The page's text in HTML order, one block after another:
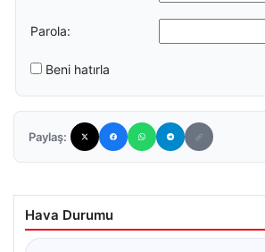
Parola:
Beni hatırla
Paylaş:
Hava Durumu